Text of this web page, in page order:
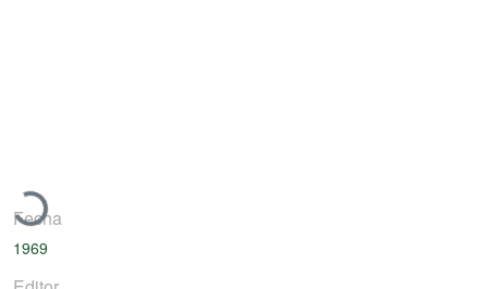
Cargando...
Fecha
1969